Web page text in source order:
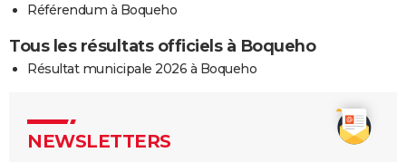
Référendum à Boqueho
Tous les résultats officiels à Boqueho
Résultat municipale 2026 à Boqueho
NEWSLETTERS